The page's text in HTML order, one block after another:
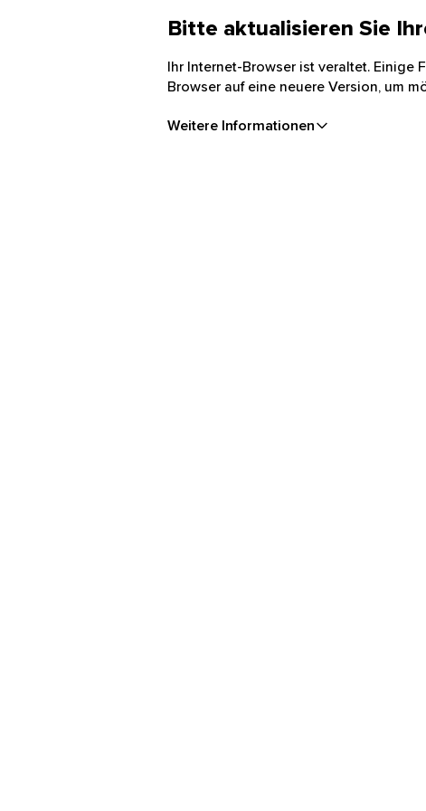
Bitte aktualisieren Sie
Ihr Internet-Browser ist veraltet. Einige
Browser auf eine neuere Version, um
Weitere Informationen